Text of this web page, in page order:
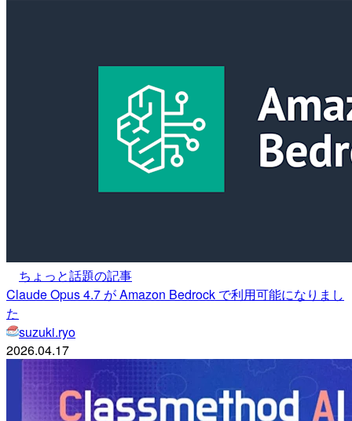
ちょっと話題の記事
Claude Opus 4.7 が Amazon Bedrock で利用可能になりまし
た
suzuki.ryo
2026.04.17